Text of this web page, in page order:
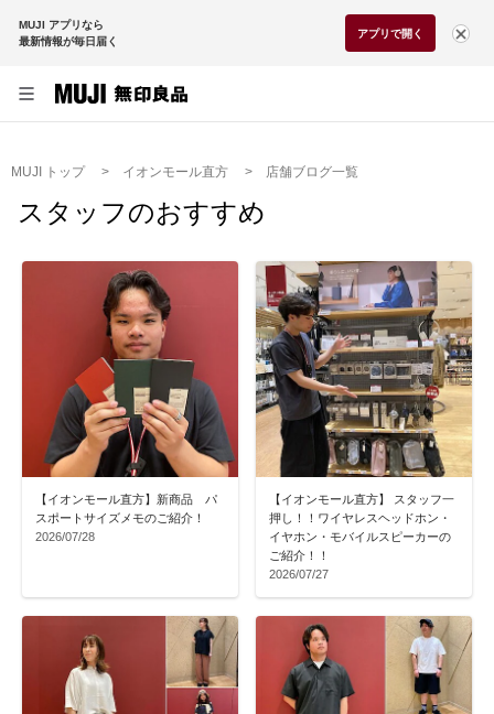
MUJI アプリなら
最新情報が毎日届く
アプリで開く
MUJI トップ イオンモール直方 店舗ブログ一覧
スタッフのおすすめ
【イオンモール直方】新商品 パ
スポートサイズメモのご紹介！
2026/07/28
【イオンモール直方】 スタッフ一
押し！！ワイヤレスヘッドホン・
イヤホン・モバイルスピーカーの
ご紹介！！
2026/07/27